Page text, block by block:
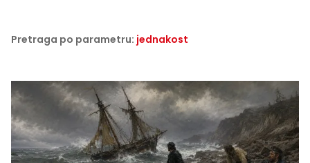
Pretraga po parametru: jednakost